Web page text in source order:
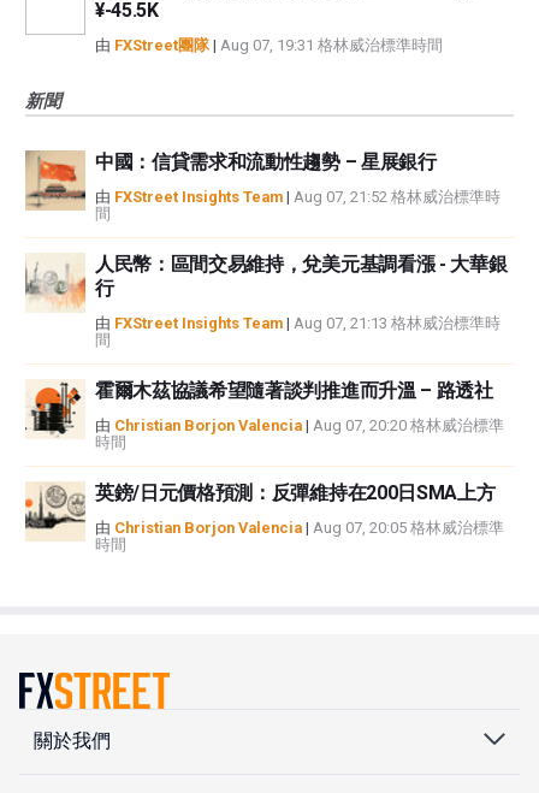
¥-45.5K
由 FXStreet團隊| Aug 07, 19:31 格林威治標準時間
新聞
中國：信貸需求和流動性趨勢 – 星展銀行
由 FXStreet Insights Team | Aug 07, 21:52 格林威治標準時
間
人民幣：區間交易維持，兌美元基調看漲 - 大華銀
行
由 FXStreet Insights Team | Aug 07, 21:13 格林威治標準時
間
霍爾木茲協議希望隨著談判推進而升溫 – 路透社
由 Christian Borjon Valencia | Aug 07, 20:20 格林威治標準
時間
英鎊/日元價格預測：反彈維持在200日SMA上方
由 Christian Borjon Valencia | Aug 07, 20:05 格林威治標準
時間
關於我們